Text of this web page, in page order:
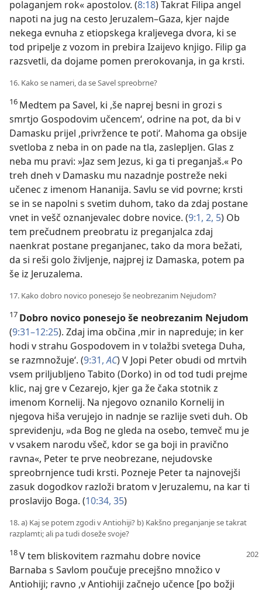
polaganjem rok« apostolov. (8:18) Takrat Filipa angel
napoti na jug na cesto Jeruzalem–Gaza, kjer najde
nekega evnuha z etiopskega kraljevega dvora, ki se
tod pripelje z vozom in prebira Izaijevo knjigo. Filip ga
razsvetli, da dojame pomen prerokovanja, in ga krsti.
16. Kako se nameri, da se Savel spreobrne?
16 Medtem pa Savel, ki ,še naprej besni in grozi s
smrtjo Gospodovim učencem‘, odrine na pot, da bi v
Damasku prijel ,privržence te poti‘. Mahoma ga obsije
svetloba z neba in on pade na tla, zaslepljen. Glas z
neba mu pravi: »Jaz sem Jezus, ki ga ti preganjaš.« Po
treh dneh v Damasku mu nazadnje postreže neki
učenec z imenom Hananija. Savlu se vid povrne; krsti
se in se napolni s svetim duhom, tako da zdaj postane
vnet in vešč oznanjevalec dobre novice. (9:1, 2, 5) Ob
tem prečudnem preobratu iz preganjalca zdaj
naenkrat postane preganjanec, tako da mora bežati,
da si reši golo življenje, najprej iz Damaska, potem pa
še iz Jeruzalema.
17. Kako dobro novico ponesejo še neobrezanim Nejudom?
17 Dobro novico ponesejo še neobrezanim Nejudom
(9:31–12:25). Zdaj ima občina ,mir in napreduje; in ker
hodi v strahu Gospodovem in v tolažbi svetega Duha,
se razmnožuje‘. (9:31,AC) V Jopi Peter obudi od mrtvih
vsem priljubljeno Tabito (Dorko) in od tod tudi prejme
klic, naj gre v Cezarejo, kjer ga že čaka stotnik z
imenom Kornelij. Na njegovo oznanilo Kornelij in
njegova hiša verujejo in nadnje se razlije sveti duh. Ob
sprevidenju, »da Bog ne gleda na osebo, temveč mu je
v vsakem narodu všeč, kdor se ga boji in pravično
ravna«, Peter te prve neobrezane, nejudovske
spreobrnjence tudi krsti. Pozneje Peter ta najnovejši
zasuk dogodkov razloži bratom v Jeruzalemu, na kar ti
proslavijo Boga. (10:34, 35)
18. a) Kaj se potem zgodi v Antiohiji? b) Kakšno preganjanje se takrat
razplamti; ali pa tudi doseže svoje?
18V tem bliskovitem razmahu dobre novice
Barnaba s Savlom poučuje precejšno množico v
Antiohiji; ravno ,v Antiohiji začnejo učence [po božji